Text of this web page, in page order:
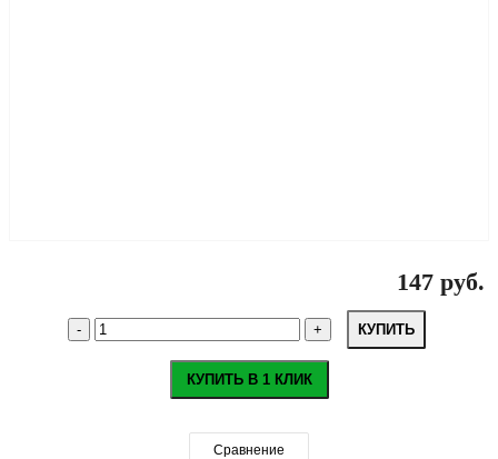
147 руб.
КУПИТЬ
КУПИТЬ В 1 КЛИК
Сравнение